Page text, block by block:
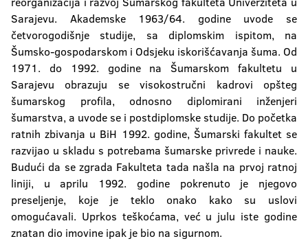
Sarajevu. Akademske 1963/64. godine uvode se
četvorogodišnje studije, sa diplomskim ispitom, na
Šumsko-gospodarskom i Odsjeku iskorišćavanja šuma. Od
1971. do 1992. godine na Šumarskom fakultetu u
Sarajevu obrazuju se visokostručni kadrovi opšteg
šumarskog profila, odnosno diplomirani inženjeri
šumarstva, a uvode se i postdiplomske studije. Do početka
ratnih zbivanja u BiH 1992. godine, Šumarski fakultet se
razvijao u skladu s potrebama šumarske privrede i nauke.
Budući da se zgrada Fakulteta tada našla na prvoj ratnoj
liniji, u aprilu 1992. godine pokrenuto je njegovo
preseljenje, koje je teklo onako kako su uslovi
omogućavali. Uprkos teškoćama, već u julu iste godine
znatan dio imovine ipak je bio na sigurnom.